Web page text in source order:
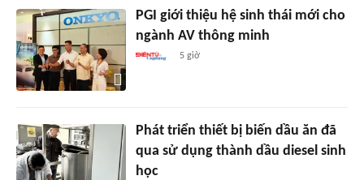
PGI giới thiệu hệ sinh thái mới cho
ngành AV thông minh
5 giờ
Phát triển thiết bị biến dầu ăn đã
qua sử dụng thành dầu diesel sinh
học